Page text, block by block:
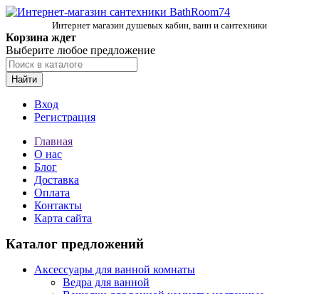
Интернет магазин душевых кабин, ванн и сантехники
Корзина ждет
Выберите любое предложение
Найти
Вход
Регистрация
Главная
О нас
Блог
Доставка
Оплата
Контакты
Карта сайта
Каталог предложений
Аксессуары для ванной комнаты
Ведра для ванной